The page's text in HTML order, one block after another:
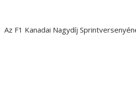
Az F1 Kanadai Nagydíj